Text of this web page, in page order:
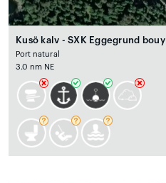
Kusö kalv - SXK Eggegrund bouy
Port natural
3.0 nm NE